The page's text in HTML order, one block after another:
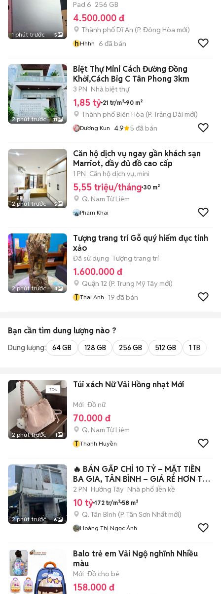
1 phút trước 5
Pad 6 256 GB
4.500.000 đ
Thành phố Dĩ An (P. Đông Hòa mới)
hHhhh 6 đã bán
2 phút trước 11
Biệt Thự Mini Cách Đường Đồng
Khởi,Cách Big C Tân Phong 3km
3 PN Nhà biệt thự
1,85 tỷ 21 tr/m² 90 m²
Thành phố Biên Hòa (P. Trảng Dài mới)
Dương Kun 4.9 5 đã bán
2 phút trước 5
Căn hộ dịch vụ ngay gần khách sạn
Marriot, đầy đủ đồ cao cấp
1 PN Căn hộ dịch vụ, mini
5,55 triệu/tháng 30 m²
Q. Nam Từ Liêm
Pham Khai
2 phút trước 4
Tượng trang trí Gỗ quý hiếm đục tinh
xảo
Đã sử dụng Tượng trang trí
1.600.000 đ
Quận 12 (P. Trung Mỹ Tây mới)
T Thai Anh 19 đã bán
Bạn cần tìm dung lượng nào ?
Dung lượng: 64 GB 128 GB 256 GB 512 GB 1 TB
2 phút trước 1
Túi xách Nữ Vải Hồng nhạt Mới
Mới Đồ nữ
70.000 đ
Q. Nam Từ Liêm
T Thanh Huyền
2 phút trước 6
🔥 BÁN GẤP CHỈ 10 TỶ – MẶT TIỀN
BA GIA, TÂN BÌNH – GIÁ RẺ HƠN THỊ
TRƯỜN
2 PN Hướng Tây Nhà phố liền kề
10 tỷ 172 tr/m² 58 m²
Q. Tân Bình (P. Tân Sơn Nhất mới)
Hoàng Thị Ngọc Ánh
Balo trẻ em Vải Ngộ nghĩnh Nhiều
màu
Mới Đồ cho bé
158.000 đ